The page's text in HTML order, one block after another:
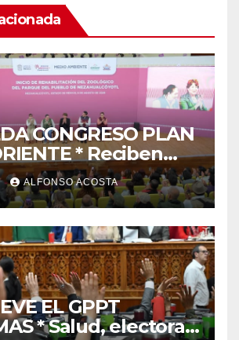
CONGRESO PLAN
* Reciben
de la
Delfina Gómez
ALFONSO ACOSTA
EL GPPT
electoral